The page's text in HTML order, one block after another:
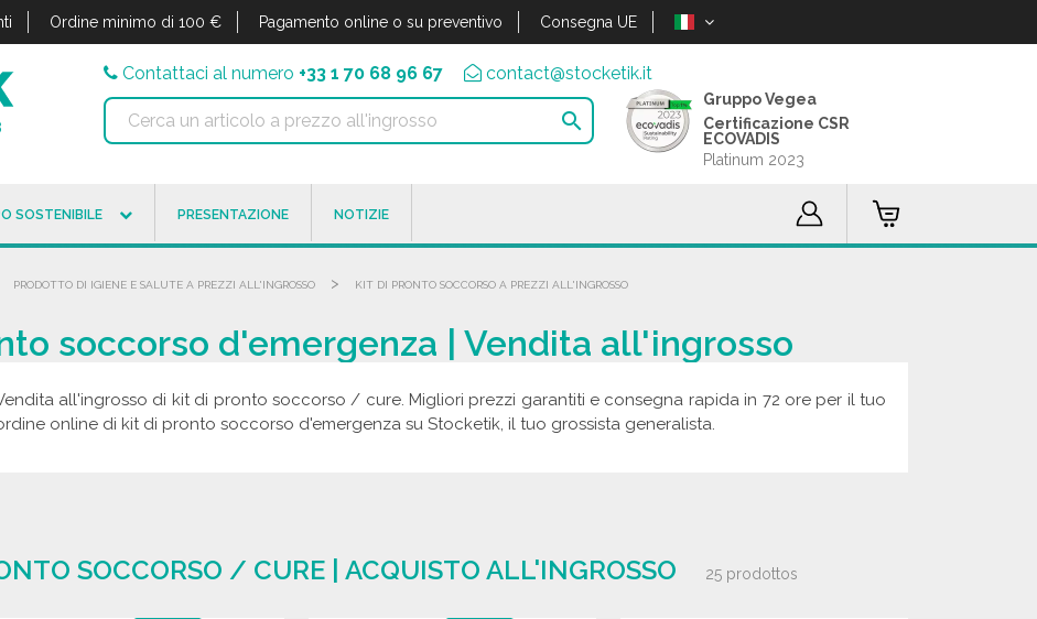
Ordine minimo di 100 € Pagamento online o su preventivo Consegna UE
Contattaci al numero +33 1 70 68 96 67 contact@stocketik.it

Gruppo Vegea
Certificazione CSR
ECOVADIS
Platinum 2023
SOSTENIBILE PRESENTAZIONE NOTIZIE
PRODOTTO DI IGIENE E SALUTE A PREZZI ALL'INGROSSO > KIT DI PRONTO SOCCORSO A PREZZI ALL'INGROSSO
soccorso d'emergenza | Vendita all'ingrosso
all'ingrosso di kit di pronto soccorso / cure. Migliori prezzi garantiti e consegna rapida in 72 ore per il tuo
online di kit di pronto soccorso d'emergenza su Stocketik, il tuo grossista generalista.
SOCCORSO / CURE | ACQUISTO ALL'INGROSSO 25 prodottos